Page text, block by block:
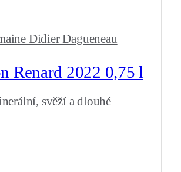
Didier Dagueneau
Renard 2022 0,75 l
svěží a dlouhé